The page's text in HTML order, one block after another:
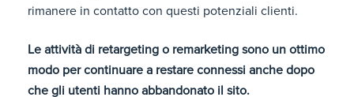
rimanere in contatto con questi potenziali clienti.
Le attività di retargeting o remarketing sono un ottimo
modo per continuare a restare connessi anche dopo
che gli utenti hanno abbandonato il sito.